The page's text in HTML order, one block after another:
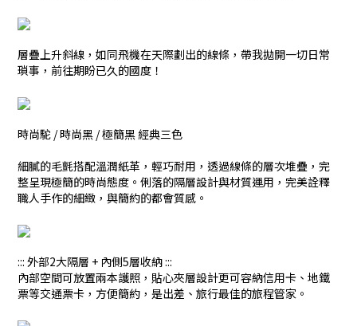
層疊上升斜線，如同飛機在天際劃出的線條，帶我拋開一切日常
瑣事，前往期盼已久的國度！
時尚駝 / 時尚黑 / 極簡黑 經典三色
細膩的毛氈搭配溫潤紙革，輕巧耐用，透過線條的層次堆疊，完
整呈現極簡的時尚態度。俐落的隔層設計與材質運用，完美詮釋
職人手作的細緻，與簡約的都會質感。
::: 外部2大隔層 + 內側5層收納 :::
內部空間可放置兩本護照，貼心夾層設計更可容納信用卡、地鐵
票等交通票卡，方便簡約，是出差、旅行最佳的旅程管家。